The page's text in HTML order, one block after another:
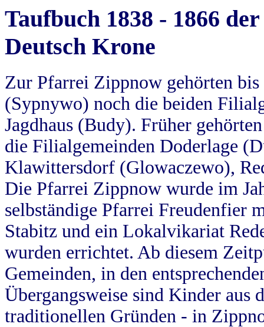
Taufbuch 1838 - 1866
Deutsch Krone
Zur Pfarrei Zippnow gehörten
(Sypnywo) noch die beiden
Jagdhaus (Budy). Früher
die Filialgemeinden Doderlage
Klawittersdorf (Glowaczewo),
Die Pfarrei Zippnow wurde im
selbständige Pfarrei Freudenfier
Stabitz und ein Lokalvikariat
wurden errichtet. Ab diesem
Gemeinden, in den
Übergangsweise sind Kinder aus
traditionellen Gründen - in